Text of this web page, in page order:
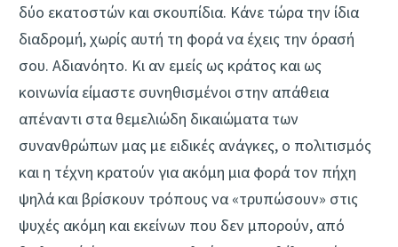
δύο εκατοστών και σκουπίδια. Κάνε τώρα την ίδια
διαδρομή, χωρίς αυτή τη φορά να έχεις την όρασή
σου. Αδιανόητο. Κι αν εμείς ως κράτος και ως
κοινωνία είμαστε συνηθισμένοι στην απάθεια
απέναντι στα θεμελιώδη δικαιώματα των
συνανθρώπων μας με ειδικές ανάγκες, ο πολιτισμός
και η τέχνη κρατούν για ακόμη μια φορά τον πήχη
ψηλά και βρίσκουν τρόπους να «τρυπώσουν» στις
ψυχές ακόμη και εκείνων που δεν μπορούν, από